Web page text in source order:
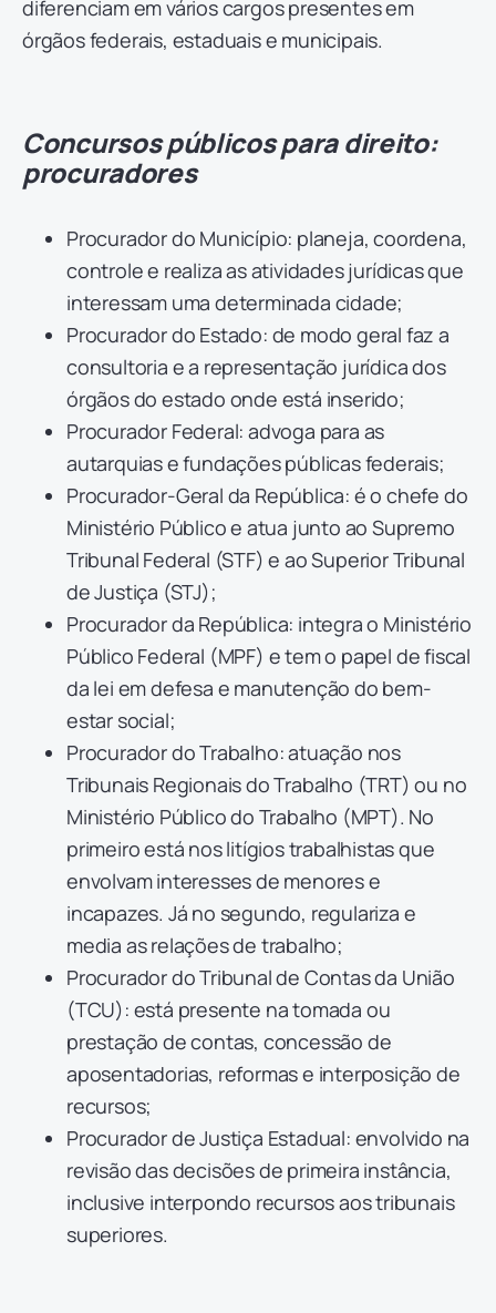
diferenciam em vários cargos presentes em
órgãos federais, estaduais e municipais.
Concursos públicos para direito:
procuradores
Procurador do Município: planeja, coordena,
controle e realiza as atividades jurídicas que
interessam uma determinada cidade;
Procurador do Estado: de modo geral faz a
consultoria e a representação jurídica dos
órgãos do estado onde está inserido;
Procurador Federal: advoga para as
autarquias e fundações públicas federais;
Procurador-Geral da República: é o chefe do
Ministério Público e atua junto ao Supremo
Tribunal Federal (STF) e ao Superior Tribunal
de Justiça (STJ);
Procurador da República: integra o Ministério
Público Federal (MPF) e tem o papel de fiscal
da lei em defesa e manutenção do bem-
estar social;
Procurador do Trabalho: atuação nos
Tribunais Regionais do Trabalho (TRT) ou no
Ministério Público do Trabalho (MPT). No
primeiro está nos litígios trabalhistas que
envolvam interesses de menores e
incapazes. Já no segundo, regulariza e
media as relações de trabalho;
Procurador do Tribunal de Contas da União
(TCU): está presente na tomada ou
prestação de contas, concessão de
aposentadorias, reformas e interposição de
recursos;
Procurador de Justiça Estadual: envolvido na
revisão das decisões de primeira instância,
inclusive interpondo recursos aos tribunais
superiores.